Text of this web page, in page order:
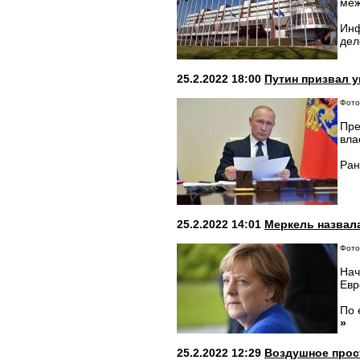
25.2.2022 18:00 Путин призвал
25.2.2022 14:01 Меркель
По
»
25.2.2022 12:29 Воздушное